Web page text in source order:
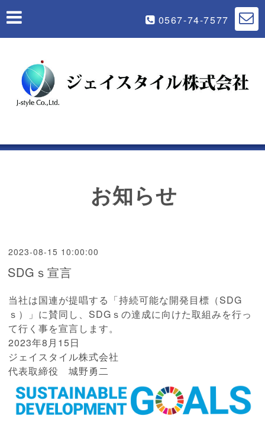
0567-74-7577
お知らせ
2023-08-15 10:00:00
SDGｓ宣言
当社は国連が提唱する「持続可能な開発目標（SDG
ｓ）」に賛同し、SDGｓの達成に向けた取組みを行っ
て行く事を宣言します。
2023年8月15日
ジェイスタイル株式会社
代表取締役 城野勇二